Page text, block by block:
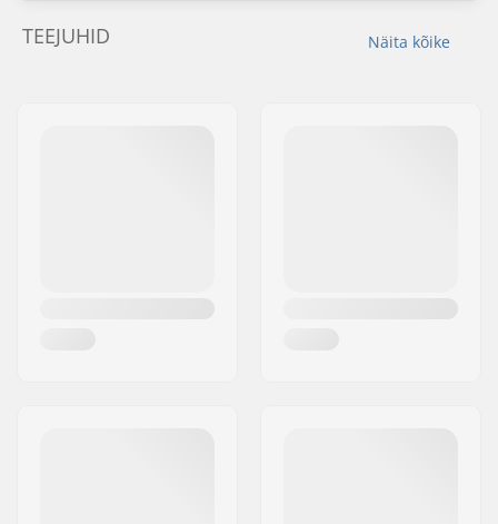
Näita kõike
TEEJUHID